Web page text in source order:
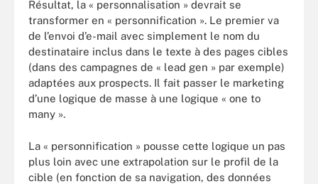
Résultat, la « personnalisation » devrait se
transformer en « personnification ». Le premier va
de l’envoi d’e-mail avec simplement le nom du
destinataire inclus dans le texte à des pages cibles
(dans des campagnes de « lead gen » par exemple)
adaptées aux prospects. Il fait passer le marketing
d’une logique de masse à une logique « one to
many ».
La « personnification » pousse cette logique un pas
plus loin avec une extrapolation sur le profil de la
cible (en fonction de sa navigation, des données